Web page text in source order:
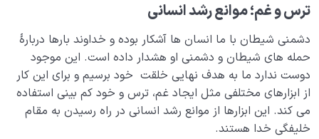
ترس و غم؛ موانع رشد انسانی
دشمنی شیطان با ما انسان ها آشکار بوده و خداوند بارها دربارۀ
حمله های شیطان و دشمنی او هشدار داده است. این موجود
دوست ندارد ما به هدف نهایی خلقت خود برسیم و برای این کار
از ابزارهای مختلفی مثل ایجاد غم، ترس و خود کم بینی استفاده
می کند. این ابزارها از موانع رشد انسانی در راه رسیدن به مقام
خلیفگی خدا هستند.